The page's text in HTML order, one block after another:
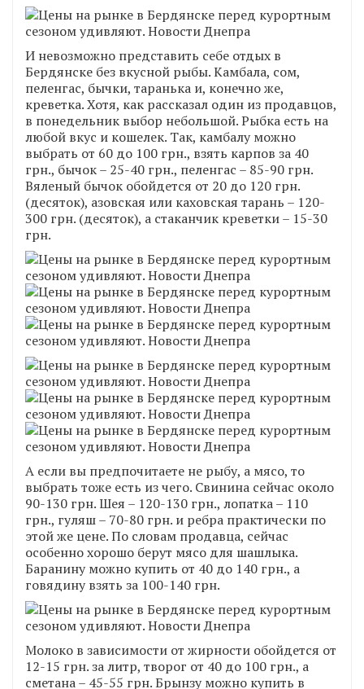
И невозможно представить себе отдых в
Бердянске без вкусной рыбы. Камбала, сом,
пеленгас, бычки, таранька и, конечно же,
креветка. Хотя, как рассказал один из продавцов,
в понедельник выбор небольшой. Рыбка есть на
любой вкус и кошелек. Так, камбалу можно
выбрать от 60 до 100 грн., взять карпов за 40
грн., бычок – 25-40 грн., пеленгас – 85-90 грн.
Вяленый бычок обойдется от 20 до 120 грн.
(десяток), азовская или каховская тарань – 120-
300 грн. (десяток), а стаканчик креветки – 15-30
грн.
А если вы предпочитаете не рыбу, а мясо, то
выбрать тоже есть из чего. Свинина сейчас около
90-130 грн. Шея – 120-130 грн., лопатка – 110
грн., гуляш – 70-80 грн. и ребра практически по
этой же цене. По словам продавца, сейчас
особенно хорошо берут мясо для шашлыка.
Баранину можно купить от 40 до 140 грн., а
говядину взять за 100-140 грн.
Молоко в зависимости от жирности обойдется от
12-15 грн. за литр, творог от 40 до 100 грн., а
сметана – 45-55 грн. Брынзу можно купить в